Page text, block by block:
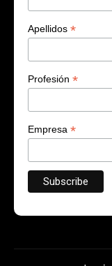
Apellidos *
Profesión *
Empresa *